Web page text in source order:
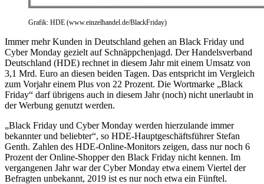
Grafik: HDE (www.einzelhandel.de/BlackFriday)
Immer mehr Kunden in Deutschland gehen an Black Friday und
Cyber Monday gezielt auf Schnäppchenjagd. Der Handelsverband
Deutschland (HDE) rechnet in diesem Jahr mit einem Umsatz von
3,1 Mrd. Euro an diesen beiden Tagen. Das entspricht im Vergleich
zum Vorjahr einem Plus von 22 Prozent. Die Wortmarke „Black
Friday“ darf übrigens auch in diesem Jahr (noch) nicht unerlaubt in
der Werbung genutzt werden.
„Black Friday und Cyber Monday werden hierzulande immer
bekannter und beliebter“, so HDE-Hauptgeschäftsführer Stefan
Genth. Zahlen des HDE-Online-Monitors zeigen, dass nur noch 6
Prozent der Online-Shopper den Black Friday nicht kennen. Im
vergangenen Jahr war der Cyber Monday etwa einem Viertel der
Befragten unbekannt, 2019 ist es nur noch etwa ein Fünftel.